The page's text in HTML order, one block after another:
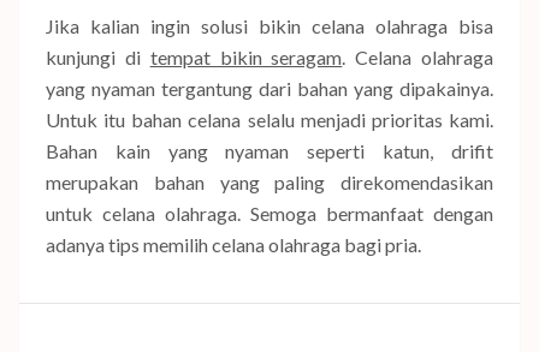
Jika kalian ingin solusi bikin celana olahraga bisa
kunjungi di tempat bikin seragam. Celana olahraga
yang nyaman tergantung dari bahan yang dipakainya.
Untuk itu bahan celana selalu menjadi prioritas kami.
Bahan kain yang nyaman seperti katun, drifit
merupakan bahan yang paling direkomendasikan
untuk celana olahraga. Semoga bermanfaat dengan
adanya tips memilih celana olahraga bagi pria.